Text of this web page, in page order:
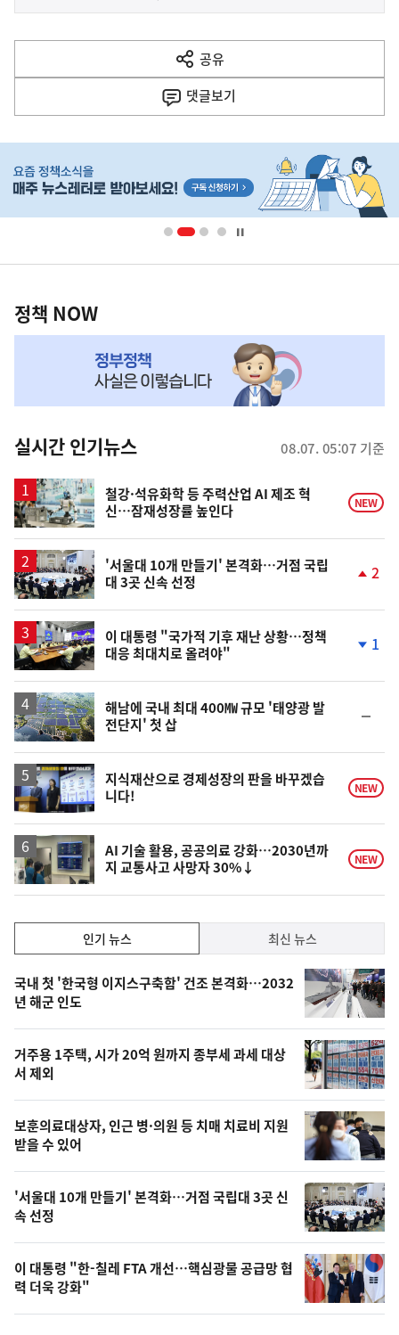
전
다
음
사
공유
열
기
댓글보기
단
영
책
NOW,
뉴
스
정책 NOW
실시간 인기뉴스 08.07. 05:07 기준
철강·석유화학 등 주력산업 AI 제조 혁
신…잠재성장률 높인다
NEW
'서울대 10개 만들기' 본격화…거점 국립
대 3곳 신속 선정
상
2
이 대통령 "국가적 기후 재난 상황…정책
대응 최대치로 올려야"
하
1
해남에 국내 최대 400㎿ 규모 '태양광 발
전단지' 첫 삽
일
지식재산으로 경제성장의 판을 바꾸겠습
니다!
NEW
AI 기술 활용, 공공의료 강화…2030년까
지 교통사고 사망자 30%↓
NEW
기,
최
신,
오
늘
의
영
상
오
늘
의
사
진
인기 뉴스 최신 뉴스
기
뉴
스
국내 첫 '한국형 이지스구축함' 건조 본격화…2032
년 해군 인도
거주용 1주택, 시가 20억 원까지 종부세 과세 대상
서 제외
보훈의료대상자, 인근 병·의원 등 치매 치료비 지원
받을 수 있어
'서울대 10개 만들기' 본격화…거점 국립대 3곳 신
속 선정
이 대통령 "한-칠레 FTA 개선…핵심광물 공급망 협
력 더욱 강화"